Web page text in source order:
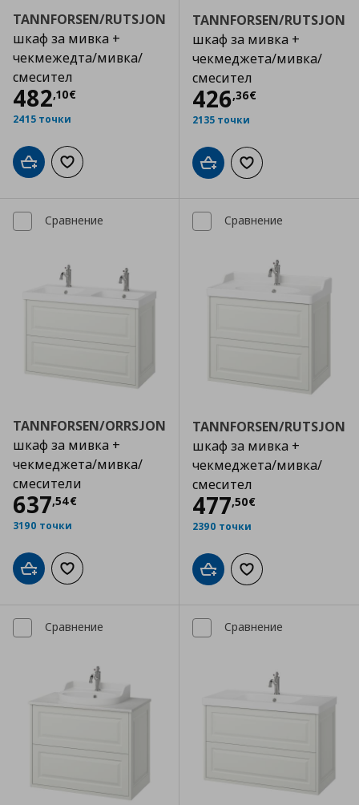
TANNFORSEN/RUTSJON
шкаф за мивка +
чекмежедта/мивка/
смесител
482,10€
Цена
2415 точки
Добави в кошницата
Добави към списъка с любими
TANNFORSEN/RUTSJON
шкаф за мивка +
чекмеджета/мивка/
смесител
426,36€
Цена
2135 точки
Добави в кошницата
Добави към
Сравнение
TANNFORSEN/ORRSJON
шкаф за мивка +
чекмеджета/мивка/
смесители
637,54€
Цена
3190 точки
Добави в кошницата
Добави към списъка с любими
Сравнение
TANNFORSEN/RUTSJON
шкаф за мивка +
чекмеджета/мивка/
смесител
477,50€
Цена
2390 точки
Добави в кошницата
Добави към
Сравнение Сравнение